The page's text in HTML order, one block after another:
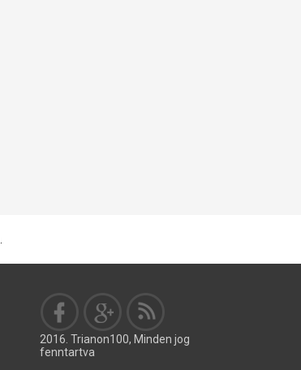
2016. Trianon100, Minden jog
fenntartva